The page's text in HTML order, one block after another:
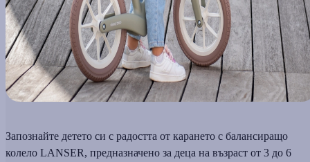
Запознайте детето си с радостта от карането с балансиращо
колело LANSER, предназначено за деца на възраст от 3 до 6